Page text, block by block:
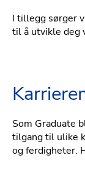
I tillegg sørger
til å utvikle deg
Som Graduate
tilgang til ulike
og ferdigheter.